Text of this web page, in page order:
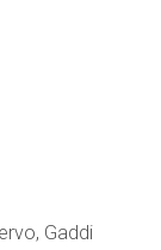
Gaddi